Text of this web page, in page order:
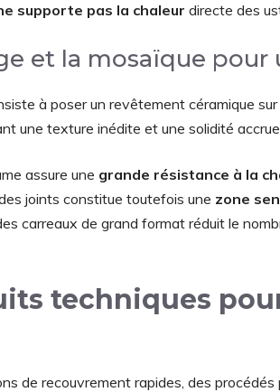
supporte pas la chaleur directe des
et la mosaïque pour
à poser un revêtement céramique sur
une texture inédite et une solidité
assure une grande résistance à la
joints constitue toutefois une zone
carreaux de grand format réduit le
techniques
de recouvrement rapides, des